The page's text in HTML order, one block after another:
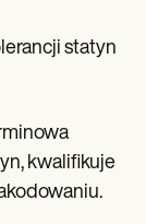
statyn
kwalifikuje